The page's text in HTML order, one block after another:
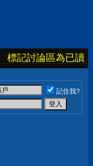
標記討論區為已讀
記住我?